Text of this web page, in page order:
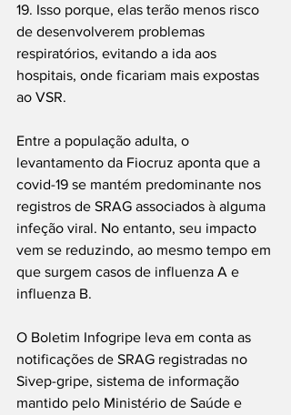
19. Isso porque, elas terão menos risco
de desenvolverem problemas
respiratórios, evitando a ida aos
hospitais, onde ficariam mais expostas
ao VSR.
Entre a população adulta, o
levantamento da Fiocruz aponta que a
covid-19 se mantém predominante nos
registros de SRAG associados à alguma
infeção viral. No entanto, seu impacto
vem se reduzindo, ao mesmo tempo em
que surgem casos de influenza A e
influenza B.
O Boletim Infogripe leva em conta as
notificações de SRAG registradas no
Sivep-gripe, sistema de informação
mantido pelo Ministério de Saúde e